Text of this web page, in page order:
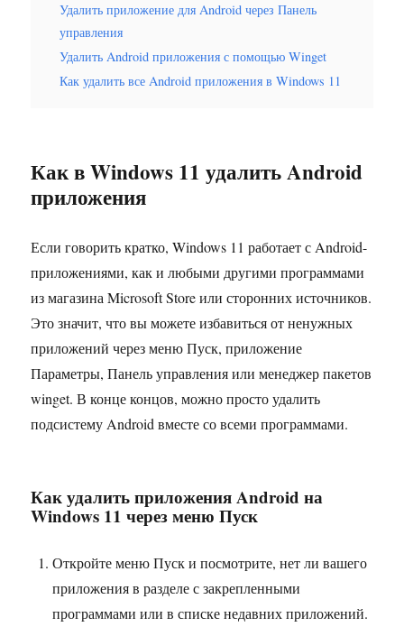
Удалить приложение для Android через Панель
управления
Удалить Android ­приложения с помощью Winget
Как удалить все Android приложения в Windows 11
Как в Windows 11 удалить Android
приложения
Если говорить кратко, Windows 11 работает с Android-
приложениями, как и любыми другими программами
из магазина Microsoft Store или сторонних источников.
Это значит, что вы можете избавиться от ненужных
приложений через меню Пуск, приложение
Параметры, Панель управления или менеджер пакетов
winget. В конце концов, можно просто удалить
подсистему Android вместе со всеми программами.
Как удалить приложения Android на
Windows 11 через меню Пуск
Откройте меню Пуск и посмотрите, нет ли вашего
приложения в разделе с закрепленными
программами или в списке недавних приложений.